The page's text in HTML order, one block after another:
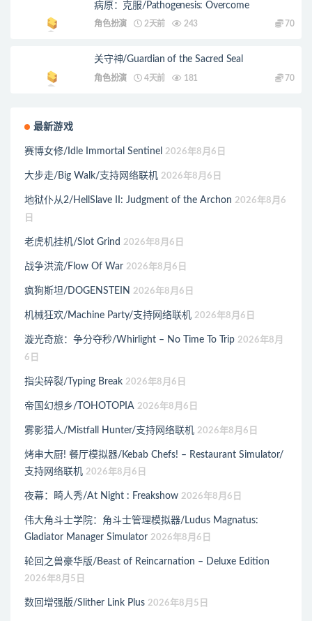
病原：克服/Pathogenesis: Overcome
角色扮演 2天前 243 70
关守神/Guardian of the Sacred Seal
角色扮演 4天前 181 70
最新游戏
赛博女修/Idle Immortal Sentinel 2026年8月6日
大步走/Big Walk/支持网络联机 2026年8月6日
地狱仆从2/HellSlave II: Judgment of the Archon 2026年8月6
日
老虎机挂机/Slot Grind 2026年8月6日
战争洪流/Flow Of War 2026年8月6日
疯狗斯坦/DOGENSTEIN 2026年8月6日
机械狂欢/Machine Party/支持网络联机 2026年8月6日
漩光奇旅：争分夺秒/Whirlight – No Time To Trip 2026年8月
6日
指尖碎裂/Typing Break 2026年8月6日
帝国幻想乡/TOHOTOPIA 2026年8月6日
雾影猎人/Mistfall Hunter/支持网络联机 2026年8月6日
烤串大厨! 餐厅模拟器/Kebab Chefs! – Restaurant Simulator/
支持网络联机 2026年8月6日
夜幕：畸人秀/At Night : Freakshow 2026年8月6日
伟大角斗士学院：角斗士管理模拟器/Ludus Magnatus:
Gladiator Manager Simulator 2026年8月6日
轮回之兽豪华版/Beast of Reincarnation – Deluxe Edition
2026年8月5日
数回增强版/Slither Link Plus 2026年8月5日